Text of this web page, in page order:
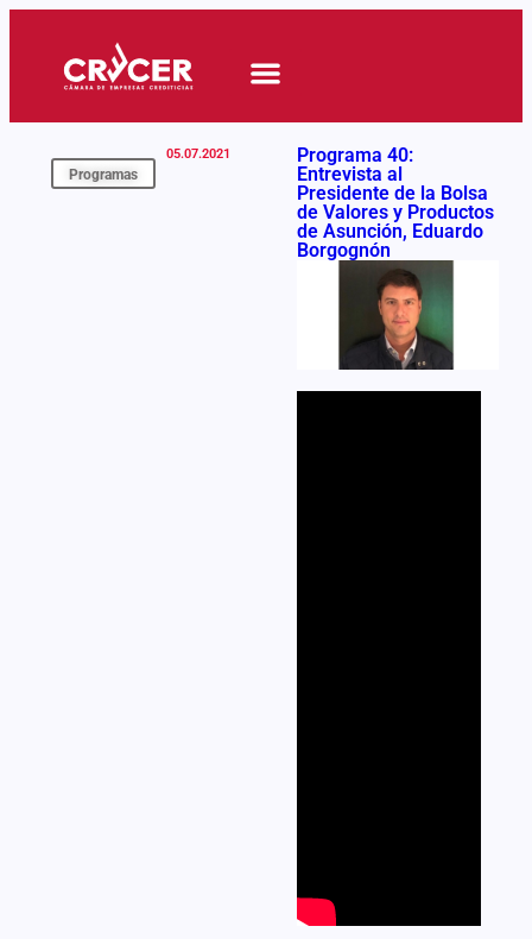
Programas
05.07.2021
Programa 40:
Entrevista al
Presidente de la Bolsa
de Valores y Productos
de Asunción, Eduardo
Borgognón